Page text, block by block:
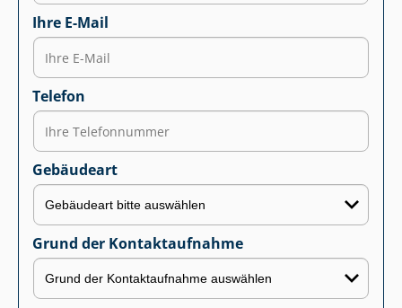
Ihre E-Mail
Telefon
Gebäudeart
Grund der Kontaktaufnahme